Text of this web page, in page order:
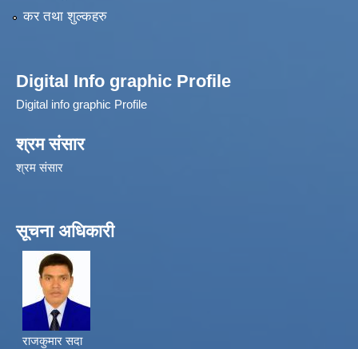
कर तथा शुल्कहरु
Digital Info graphic Profile
Digital info graphic Profile
श्रम संसार
श्रम संसार
सूचना अधिकारी
राजकुमार सदा